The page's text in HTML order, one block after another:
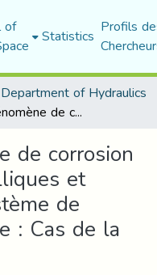
Statistics Profils
Department of Hydraulics
Etude du phénomène de corrosion des structures métalliques et l’amélioration du système de protection cathodique : Cas de la station SP3 M’sila
de corrosion
et
de
: Cas de la